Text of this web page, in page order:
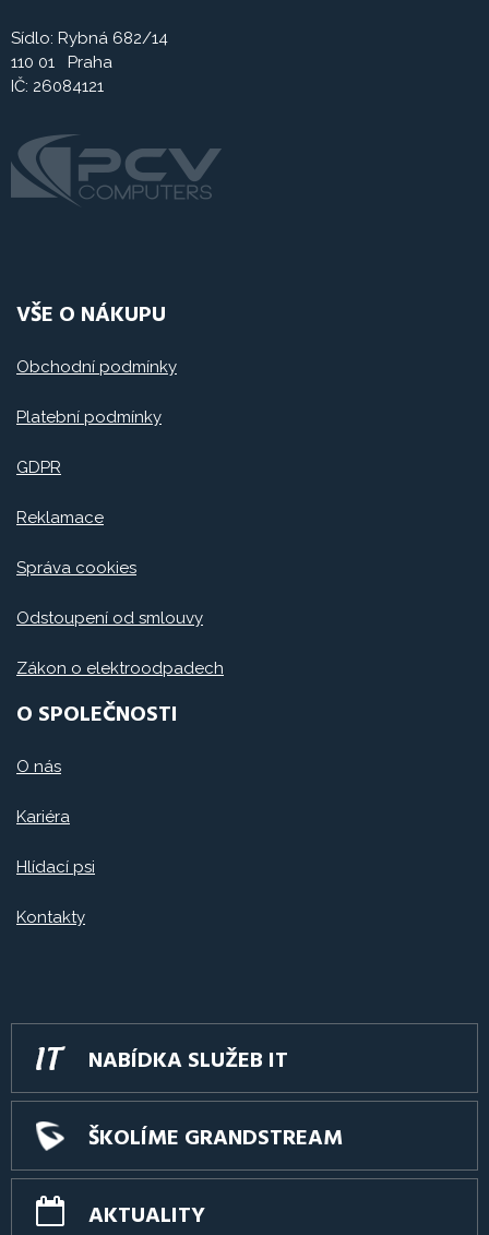
Sídlo: Rybná 682/14
110 01 Praha
IČ: 26084121
VŠE O NÁKUPU
Obchodní podmínky
Platební podmínky
GDPR
Reklamace
Správa cookies
Odstoupení od smlouvy
Zákon o elektroodpadech
O SPOLEČNOSTI
O nás
Kariéra
Hlídací psi
Kontakty
NABÍDKA SLUŽEB IT
ŠKOLÍME GRANDSTREAM
AKTUALITY